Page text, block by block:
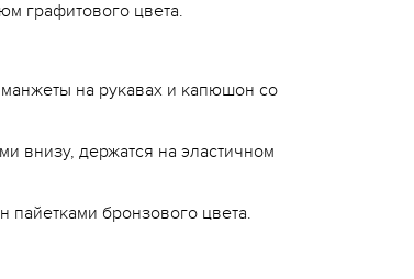
графитового цвета.
на рукавах и капюшон со
внизу, держатся на эластичном
пайетками бронзового цвета.